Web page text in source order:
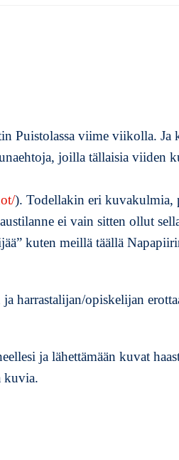
Puistolassa viime viikolla. Ja
joilla tällaisia viiden
). Todellakin eri kuvakulmia,
ei vain sitten ollut
kuten meillä täällä
harrastalijan/opiskelijan
ja lähettämään kuvat
kuvia.